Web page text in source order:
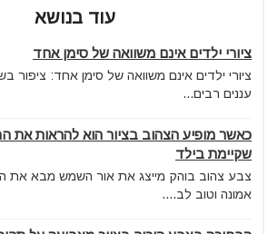
עוד בנושא
ציורי ילדים אינם משוואה של סימן אחד
ציורי ילדים אינם משוואה של סימן אחד: ציפור
עננים רבים...
כאשר מופיע הצהוב בציור הוא להראות את
שקיימת בילד
צבע צהוב בוהק מייצג את אור השמש מבא את
אמונה וטוב לב....